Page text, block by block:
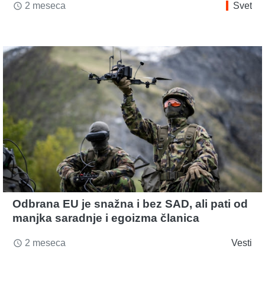
access_time 2 meseca Svet
Odbrana EU je snažna i bez SAD, ali pati od
manjka saradnje i egoizma članica
access_time 2 meseca Vesti